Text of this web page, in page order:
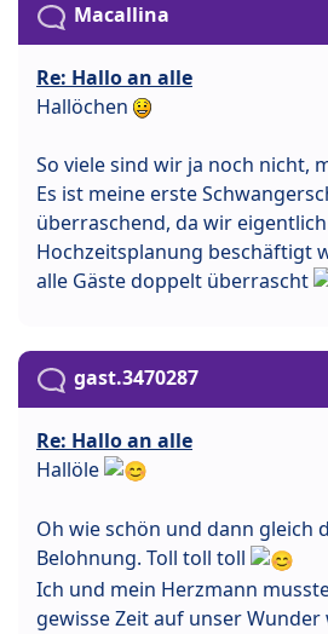
Macallina
Re: Hallo an alle
Hallöchen
So viele sind wir ja noch nicht,
Es ist meine erste
überraschend, da wir
Hochzeitsplanung beschäftigt
alle Gäste doppelt überrascht
gast.3470287
Re: Hallo an alle
Hallöle
Oh wie schön und dann gleich
Belohnung. Toll toll toll
Ich und mein Herzmann
gewisse Zeit auf unser Wunder